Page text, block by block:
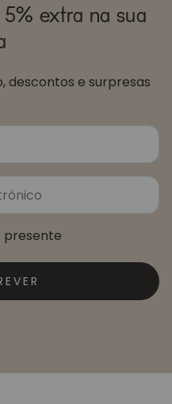
extra na sua
descontos e surpresas
presente